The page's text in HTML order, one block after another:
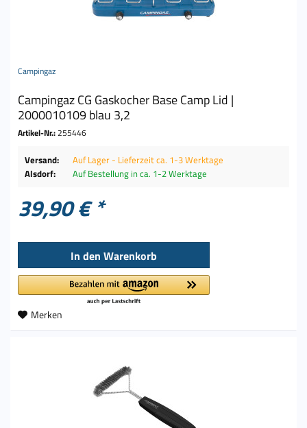
Campingaz
Campingaz CG Gaskocher Base Camp Lid |
2000010109 blau 3,2
Artikel-Nr.:255446
Versand:
Auf Lager - Lieferzeit ca. 1-3 Werktage
Alsdorf:
Auf Bestellung in ca. 1-2 Werktage
39,90 € *
In den Warenkorb
Merken